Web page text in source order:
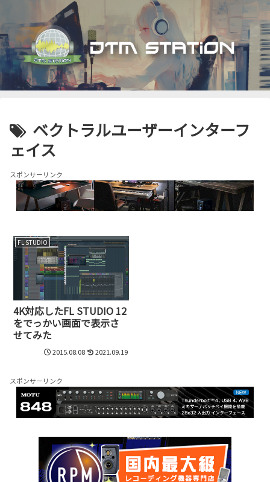
ベクトラルユーザーインターフ
ェイス
スポンサーリンク
FL STUDIO
4K対応したFL STUDIO 12
をでっかい画面で表示さ
せてみた
2015.08.08 2021.09.19
スポンサーリンク